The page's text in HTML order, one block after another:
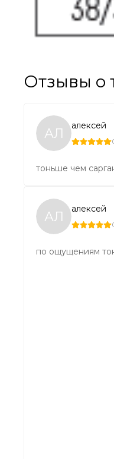
Отзывы о
АЛ алексей
тоньше чем
АЛ алексей
по ощущениям